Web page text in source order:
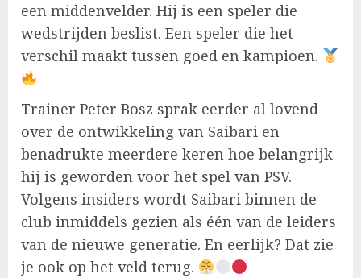
een middenvelder. Hij is een speler die
wedstrijden beslist. Een speler die het
verschil maakt tussen goed en kampioen.
Trainer Peter Bosz sprak eerder al lovend
over de ontwikkeling van Saibari en
benadrukte meerdere keren hoe belangrijk
hij is geworden voor het spel van PSV.
Volgens insiders wordt Saibari binnen de
club inmiddels gezien als één van de leiders
van de nieuwe generatie. En eerlijk? Dat zie
je ook op het veld terug.